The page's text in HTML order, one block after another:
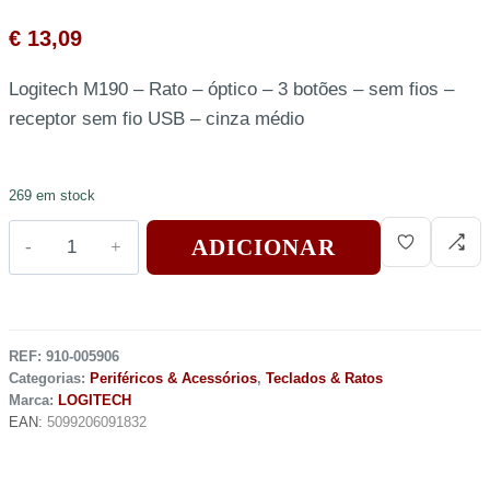
€ 13,09
Logitech M190 – Rato – óptico – 3 botões – sem fios –
receptor sem fio USB – cinza médio
269 em stock
ADICIONAR
REF: 910-005906
Categorias: Periféricos & Acessórios, Teclados & Ratos
Marca: LOGITECH
EAN: 5099206091832